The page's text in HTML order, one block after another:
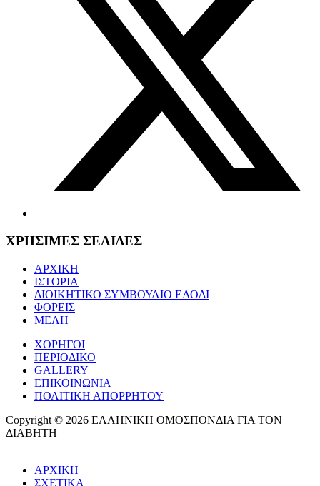
ΧΡΗΣΙΜΕΣ ΣΕΛΙΔΕΣ
ΑΡΧΙΚΗ
ΙΣΤΟΡΙΑ
ΔΙΟΙΚΗΤΙΚΟ ΣΥΜΒΟΥΛΙΟ ΕΛΟΔΙ
ΦΟΡΕΙΣ
ΜΕΛΗ
ΧΟΡΗΓΟΙ
ΠΕΡΙΟΔΙΚΟ
GALLERY
ΕΠΙΚΟΙΝΩΝΙΑ
ΠΟΛΙΤΙΚΗ ΑΠΟΡΡΗΤΟΥ
Copyright © 2026 ΕΛΛΗΝΙΚΗ ΟΜΟΣΠΟΝΔΙΑ ΓΙΑ ΤΟΝ
ΔΙΑΒΗΤΗ
ΑΡΧΙΚΗ
ΣΧΕΤΙΚΑ